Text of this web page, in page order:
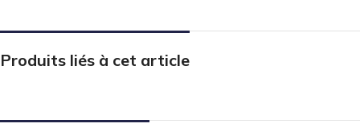
Produits liés à cet article